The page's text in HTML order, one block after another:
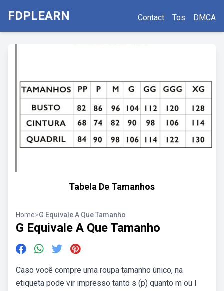
FDPLEARN Contact Tos DMCA
Tabela De Tamanhos
Home>G Equivale A Que Tamanho
G Equivale A Que Tamanho
Caso você compre uma roupa tamanho único, na
etiqueta pode vir impresso tanto s (p) quanto m ou l